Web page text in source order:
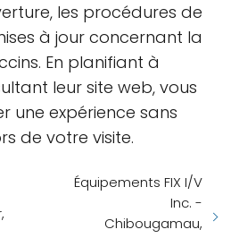
les procédures de
à jour concernant la
En planifiant à
leur site web, vous
une expérience sans
de votre visite.
Équipements FIX I/V
Inc. -
Chibougamau,